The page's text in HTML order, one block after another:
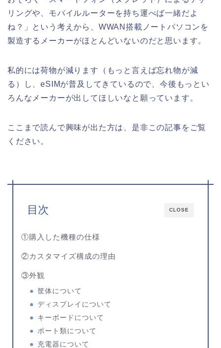
リングや、モバイルルーターを持ち運べば一緒だよ
ね？」という考えから、WWAN搭載ノートパソコンを
製造するメーカーがほとんどいないのだと思います。
私的には荷物が減ります（もっと言えば忘れ物が減
る）し、eSIMが普及してきているので、今後もっとい
ろんなメーカーが出してほしいなと願っています。
ここまで読んで興味が出た方は、是非この記事をご覧
ください。
CLOSE
目次
①購入した機種の仕様
②カスタマイズ構成の理由
③外観
筐体について
ディスプレイについて
キーボードについて
ポート類について
充電器について